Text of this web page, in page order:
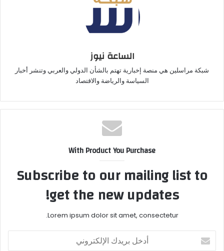
الساعة نيوز
شبكة مراسلين هي منصة إخبارية تهتم بالشأن الدولي والعربي وتنشر أخبار
السياسة والرياضة والاقتصاد
With Product You Purchase
Subscribe to our mailing list to
get the new updates!
Lorem ipsum dolor sit amet, consectetur.
أدخل
بريدك